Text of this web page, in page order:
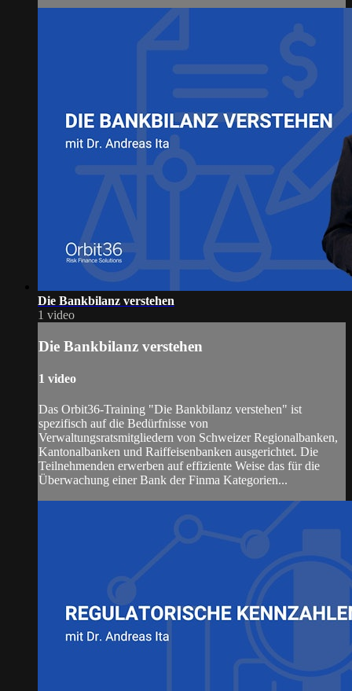
Die Bankbilanz verstehen
1 video
Die Bankbilanz verstehen
1 video
Das Orbit36-Training "Die Bankbilanz verstehen" ist
spezifisch auf die Bedürfnisse von
Verwaltungsratsmitgliedern von Schweizer Regionalbanken,
Kantonalbanken und Raiffeisenbanken ausgerichtet. Die
Teilnehmenden erwerben auf effiziente Weise das für die
Überwachung einer Bank der Finma Kategorien...